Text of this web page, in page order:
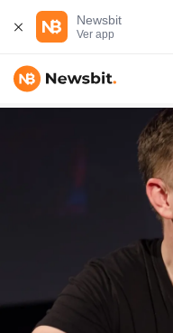
Newsbit
Ver app